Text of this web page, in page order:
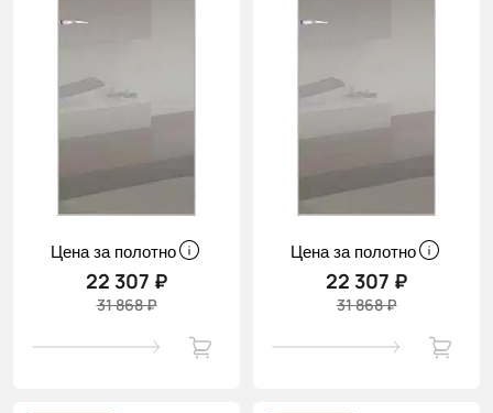
Цена за полотно
22 307 ₽
31 868 ₽
Цена за полотно
22 307 ₽
31 868 ₽